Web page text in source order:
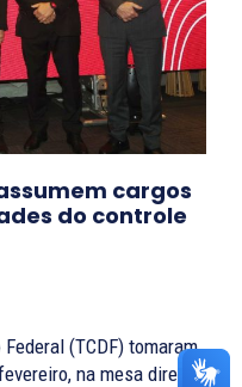
cargos
do controle
(TCDF) tomaram
na mesa diretiva